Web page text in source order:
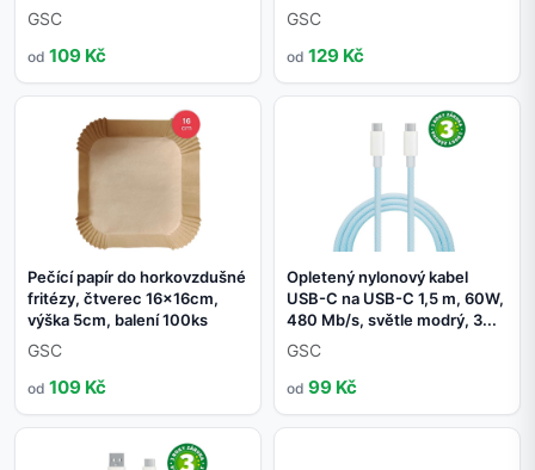
GSC
od 109 Kč
GSC
od 129 Kč
Pečící papír do horkovzdušné
fritézy, čtverec 16x16cm,
výška 5cm, balení 100ks
GSC
od 109 Kč
Opletený nylonový kabel
USB-C na USB-C 1,5 m, 60W,
480 Mb/s, světle modrý, 3...
GSC
od 99 Kč